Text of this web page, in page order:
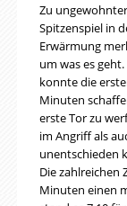
Zu
Spitzenspiel in
Erwärmung
um was es
konnte die
Minuten
erste Tor zu
im Angriff als
unentschieden
Die zahlreichen
Minuten einen